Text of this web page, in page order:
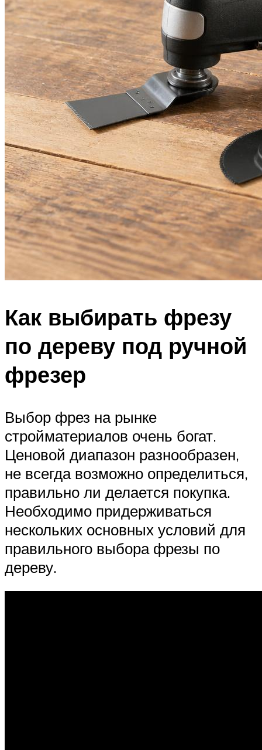
Как выбирать фрезу
по дереву под ручной
фрезер
Выбор фрез на рынке
стройматериалов очень богат.
Ценовой диапазон разнообразен,
не всегда возможно определиться,
правильно ли делается покупка.
Необходимо придерживаться
нескольких основных условий для
правильного выбора фрезы по
дереву.